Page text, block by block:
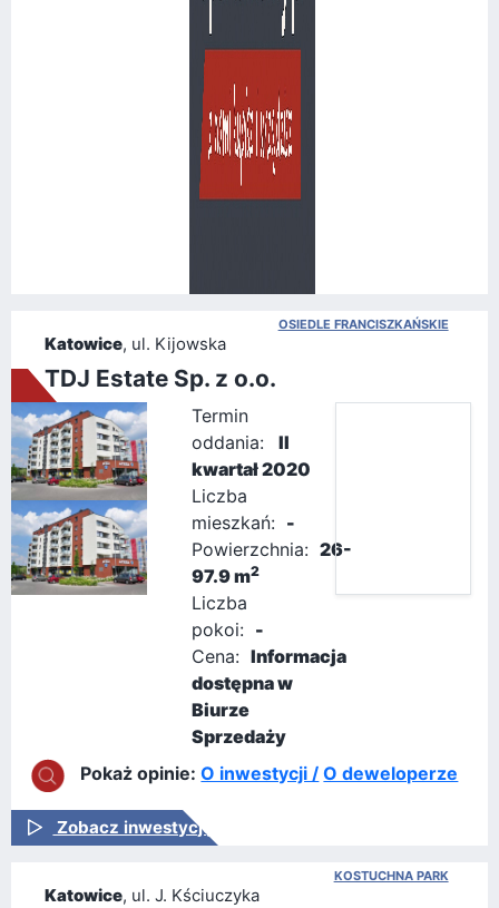
Pokaż opinie:O inwestycji /
Zobacz inwestycję
OSIEDLE FRANCISZKAŃSKIE
Katowice, ul. Kijowska
TDJ Estate Sp. z o.o.
Termin
oddania:
II
kwartał 2020
Liczba
mieszkań: -
Powierzchnia: 26-
97.9 m2
Liczba
pokoi: -
Cena: Informacja
dostępna w
Biurze
Sprzedaży
Pokaż opinie:O inwestycji / O deweloperze
Zobacz inwestycję
KOSTUCHNA PARK
Katowice, ul. J. Kściuczyka